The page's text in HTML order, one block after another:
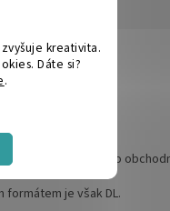
kreativita.
Dáte si?
.
zákazníkům nebo
je však DL.